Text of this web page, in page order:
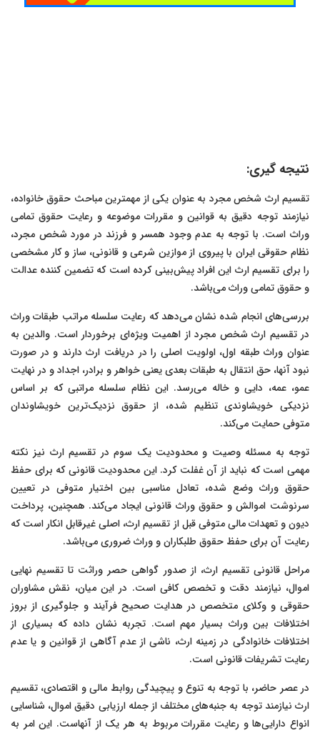
نتیجه گیری:
تقسیم ارث شخص مجرد به عنوان یکی از مهمترین مباحث حقوق خانواده،
نیازمند توجه دقیق به قوانین و مقررات موضوعه و رعایت حقوق تمامی
وراث است. با توجه به عدم وجود همسر و فرزند در مورد شخص مجرد،
نظام حقوقی ایران با پیروی از موازین شرعی و قانونی، ساز و کار مشخصی
را برای تقسیم ارث این افراد پیش‌بینی کرده است که تضمین کننده عدالت
و حقوق تمامی وراث می‌باشد.
بررسی‌های انجام شده نشان می‌دهد که رعایت سلسله مراتب طبقات وراث
در تقسیم ارث شخص مجرد از اهمیت ویژه‌ای برخوردار است. والدین به
عنوان وراث طبقه اول، اولویت اصلی را در دریافت ارث دارند و در صورت
نبود آنها، حق انتقال به طبقات بعدی یعنی خواهر و برادر، اجداد و در نهایت
عمو، عمه، دایی و خاله می‌رسد. این نظام سلسله مراتبی که بر اساس
نزدیکی خویشاوندی تنظیم شده، از حقوق نزدیک‌ترین خویشاوندان
متوفی حمایت می‌کند.
توجه به مسئله وصیت و محدودیت یک سوم در تقسیم ارث نیز نکته
مهمی است که نباید از آن غفلت کرد. این محدودیت قانونی که برای حفظ
حقوق وراث وضع شده، تعادل مناسبی بین اختیار متوفی در تعیین
سرنوشت اموالش و حقوق وراث قانونی ایجاد می‌کند. همچنین، پرداخت
دیون و تعهدات مالی متوفی قبل از تقسیم ارث، اصلی غیرقابل انکار است که
رعایت آن برای حفظ حقوق طلبکاران و وراث ضروری می‌باشد.
مراحل قانونی تقسیم ارث، از صدور گواهی حصر وراثت تا تقسیم نهایی
اموال، نیازمند دقت و تخصص کافی است. در این میان، نقش مشاوران
حقوقی و وکلای متخصص در هدایت صحیح فرآیند و جلوگیری از بروز
اختلافات بین وراث بسیار مهم است. تجربه نشان داده که بسیاری از
اختلافات خانوادگی در زمینه ارث، ناشی از عدم آگاهی از قوانین و یا عدم
رعایت تشریفات قانونی است.
در عصر حاضر، با توجه به تنوع و پیچیدگی روابط مالی و اقتصادی، تقسیم
ارث نیازمند توجه به جنبه‌های مختلف از جمله ارزیابی دقیق اموال، شناسایی
انواع دارایی‌ها و رعایت مقررات مربوط به هر یک از آنهاست. این امر به